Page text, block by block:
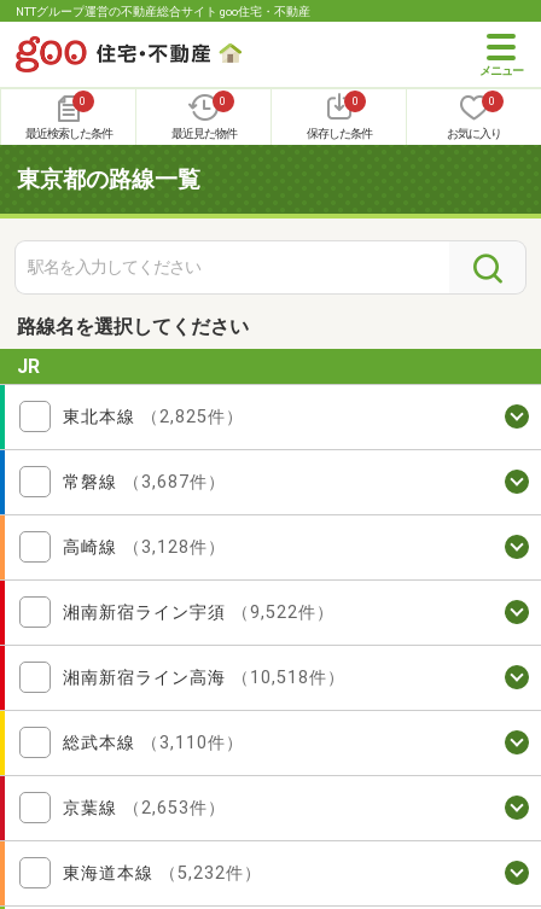
NTTグループ運営の不動産総合サイト goo住宅・不動産
0
最近検索した条件
0
最近見た物件
0
保存した条件
0
お気に入り
東京都の路線一覧
路線名を選択してください
JR
東北本線 （2,825件）
常磐線 （3,687件）
高崎線 （3,128件）
湘南新宿ライン宇須 （9,522件）
湘南新宿ライン高海 （10,518件）
総武本線 （3,110件）
京葉線 （2,653件）
東海道本線 （5,232件）